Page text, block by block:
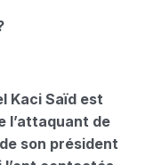
Kaci Saïd est
l’attaquant de
son président